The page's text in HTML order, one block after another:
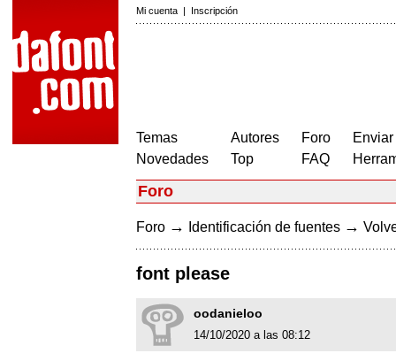
Mi cuenta | Inscripción
Temas
Novedades
Autores
Top
Foro
FAQ
Foro
Foro → Identificación de fuentes →
font please
oodanieloo
14/10/2020 a las 08:12